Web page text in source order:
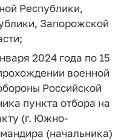
Республики,
Запорожской
2024 года по 15
военной
Российской
пункта отбора на
(г. Южно-
(начальника)